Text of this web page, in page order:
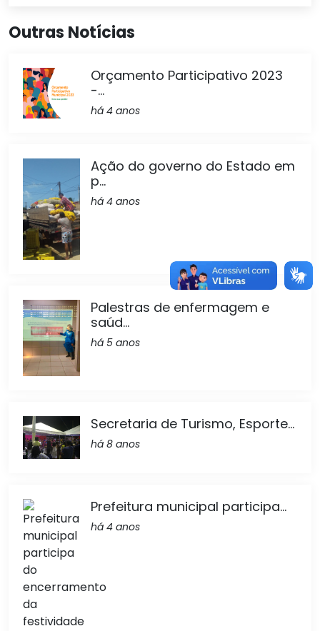
Outras Notícias
Orçamento Participativo 2023
-...
há 4 anos
Ação do governo do Estado em
p...
há 4 anos
Palestras de enfermagem e
saúd...
há 5 anos
Secretaria de Turismo, Esporte...
há 8 anos
Prefeitura municipal participa...
há 4 anos